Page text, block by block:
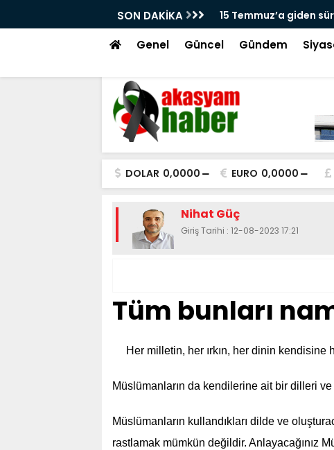
SON DAKİKA Cuma Hutbesinde
Genel Güncel Gündem
DOLAR 0,0000 EURO 0,0000
Nihat Güç
Giriş Tarihi : 12-08-2023 17:21
Tüm bunları
Her milletin, her ırkın, her dinin kendisine
Müslümanların da kendilerine ait bir dilleri
Müslümanların kullandıkları dilde ve
rastlamak mümkün değildir. Anlayacağınız